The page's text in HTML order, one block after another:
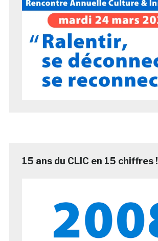
15 ans du CLIC en 15 chiffres !